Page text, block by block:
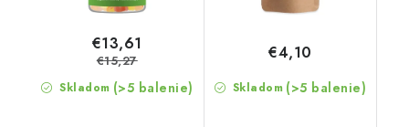
Skladom (>5 balenie)
€13,61
€15,27
Skladom (>5 balenie)
€4,10